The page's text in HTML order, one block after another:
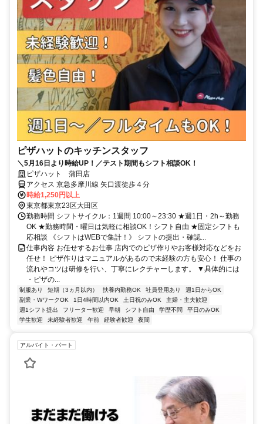
ピザハットのキッチンスタッフ
＼5月16日より時給UP！／テスト期間もシフト相談OK！
ピザハット 蒲田店
アクセス 京急多摩川線 矢口渡徒歩４分
時給1,250円以上
東京都東京23区大田区
勤務時間 シフトサイクル：1週間 10:00～23:30 ★週1日・2h～勤務
OK ★勤務時間・曜日は気軽に相談OK！シフト自由 ★固定シフトも
応相談 《シフトはWEBで集計！》 シフトの提出・確認...
仕事内容 お任せするお仕事 店内でのピザ作りやお客様対応などをお
任せ！ ピザ作りはマニュアルがあるので未経験の方も安心！ 仕事の
流れやコツは研修を行い、丁寧にレクチャーします。 ▼具体的には
・ピザの...
制服あり 短期（3ヵ月以内） 扶養内勤務OK 社員登用あり
週1日からOK
副業・WワークOK
1日4時間以内OK 土日祝のみOK
主婦・主夫歓迎
週1シフト提出
フリーター歓迎 早朝 シフト自由 学歴不問
平日のみOK
学生歓迎
未経験者歓迎 午前 経験者歓迎 夜間
アルバイト・パート